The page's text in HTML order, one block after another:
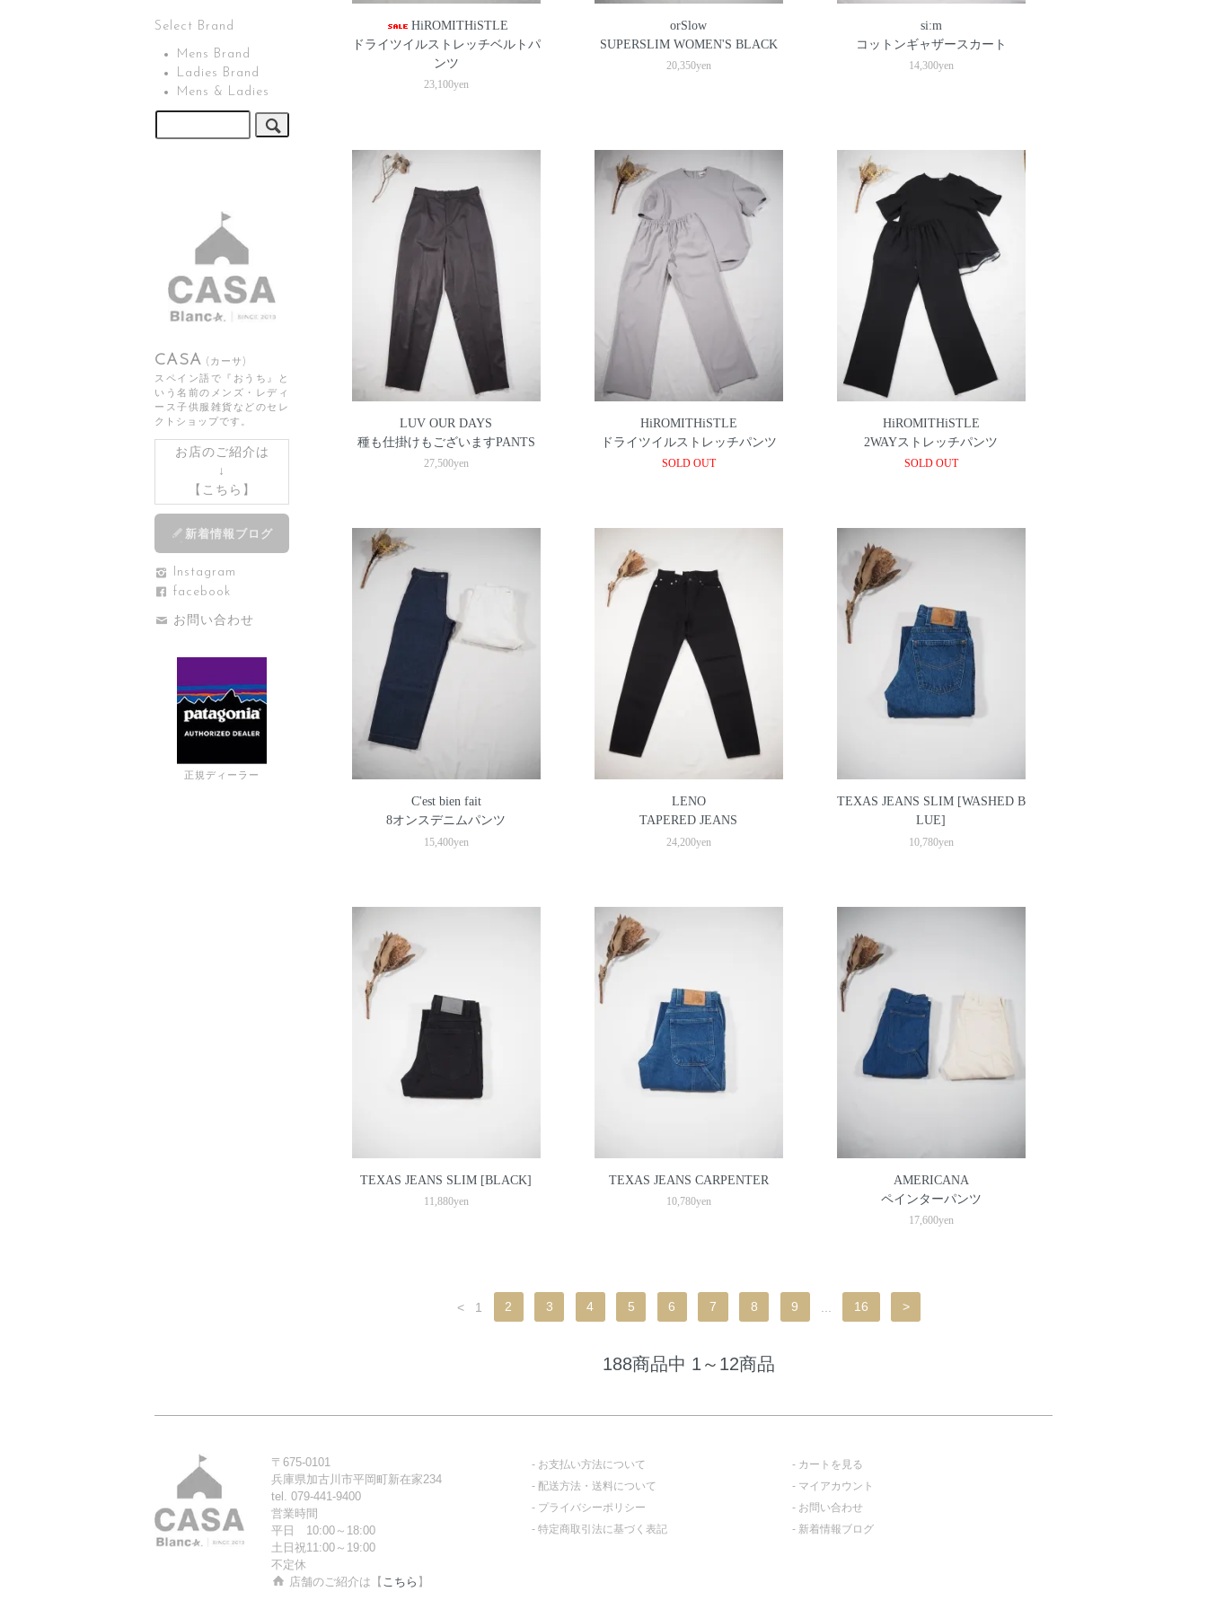
Select Brand
Mens Brand
Ladies Brand
Mens & Ladies
CASA (カーサ)
スペイン語で『おうち』と
いう名前のメンズ・レディ
ース子供服雑貨などのセレ
クトショップです。
お店のご紹介は
↓
【 こちら 】
新着情報ブログ
Instagram
facebook
お問い合わせ
正規ディーラー
HiROMITHiSTLE
ドライツイルストレッチベルトパ
ンツ
23,100yen
orSlow
SUPERSLIM WOMEN'S BLACK
20,350yen
si:m
コットンギャザースカート
14,300yen
LUV OUR DAYS
種も仕掛けもございますPANTS
27,500yen
HiROMITHiSTLE
ドライツイルストレッチパンツ
SOLD OUT
HiROMITHiSTLE
2WAYストレッチパンツ
SOLD OUT
C'est bien fait
8オンスデニムパンツ
15,400yen
LENO
TAPERED JEANS
24,200yen
TEXAS JEANS SLIM [WASHED B
LUE]
10,780yen
TEXAS JEANS SLIM [BLACK]
11,880yen
TEXAS JEANS CARPENTER
10,780yen
AMERICANA
ペインターパンツ
17,600yen
< 1 2 3 4 5 6 7 8 9 16 >
188商品中 1～12商品
〒675-0101
兵庫県加古川市平岡町新在家234
tel. 079-441-9400
営業時間
平日 10:00～18:00
土日祝11:00～19:00
不定休
店舗のご紹介は【 こちら 】
お支払い方法について
配送方法・送料について
プライバシーポリシー
特定商取引法に基づく表記
カートを見る
マイアカウント
お問い合わせ
新着情報ブログ